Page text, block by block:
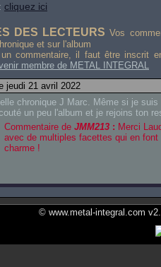
: cliquez ici
DES LECTEURS Vos
et sur l'album
un commentaire, il faut être inscrit
membre de METAL INTEGRAL
jeudi 21 avril 2022
chronique J Marc. Même si je
un peu l'album et je rejoins ton
Commentaire de JMM213 : Merci
avec de multiples facettes qui en
charme !
© www.metal-integral.com